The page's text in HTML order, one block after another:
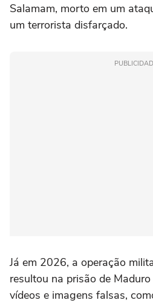
Salamam, morto em um
um terrorista disfarçado.
Já em 2026, a operação
resultou na prisão de
vídeos e imagens falsas,